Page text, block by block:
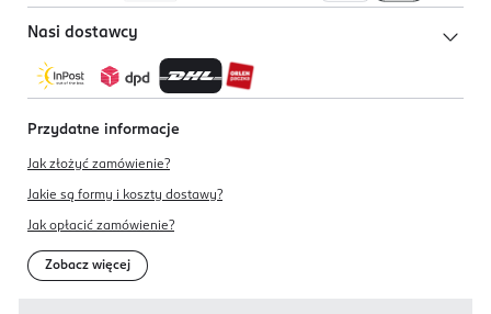
Nasi dostawcy
Przydatne informacje
Jak złożyć zamówienie?
Jakie są formy i koszty dostawy?
Jak opłacić zamówienie?
Zobacz więcej